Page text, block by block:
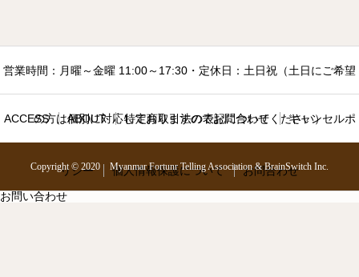
営業時間：月曜～金曜 11:00～17:30・定休日：土日祝（土日にご希望
の方は個別に対応しておりますのでお問合わせください）
ACCESS ABOUT 特定商取引法の表記について キャンセルポ
リシー 個人情報保護について お問合わせ
Copyright © 2020 Myanmar Fortunr Telling Association & BrainSwitch Inc.
お問い合わせ